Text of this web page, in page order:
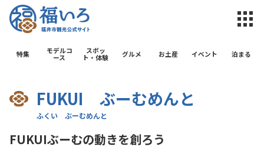
福井市観光
特集
モデルコ
ース
スポッ
ト・体験
グルメ お土産 イベント 泊まる
FUKUI ぶーむめんと
FUKUIぶーむの動きを創ろう